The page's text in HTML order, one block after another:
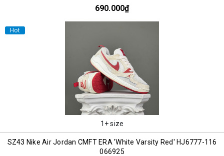
690.000₫
Hot
1+ size
SZ43 Nike Air Jordan CMFT ERA 'White Varsity Red' HJ6777-116
066925